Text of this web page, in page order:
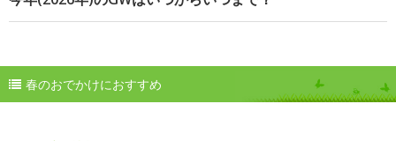
春のおでかけにおすすめ